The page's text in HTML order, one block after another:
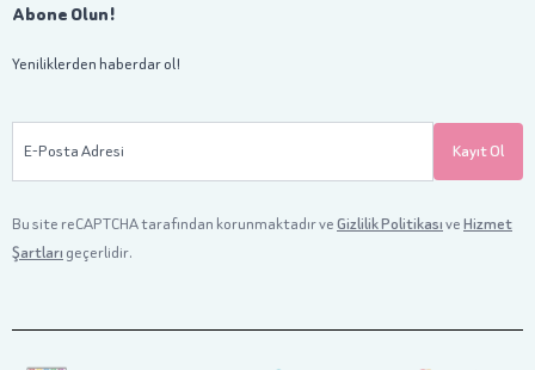
Abone Olun!
Yeniliklerden haberdar ol!
E-Posta Adresi Kayıt Ol
Bu site reCAPTCHA tarafından korunmaktadır veGizlilik PolitikasıveHizmet
Şartları geçerlidir.